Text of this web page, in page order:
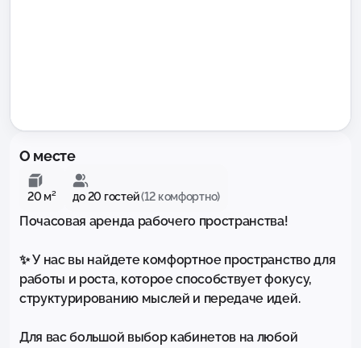
О месте
20 м² до 20 гостей(12 комфортно)
Почасовая аренда рабочего пpocтpанства!
✨ У нас вы найдете комфортное пространство для
работы и роста, которое способствует фокусу,
структурированию мыслей и передаче идей.
Для вас большой выбор кабинетов на любой